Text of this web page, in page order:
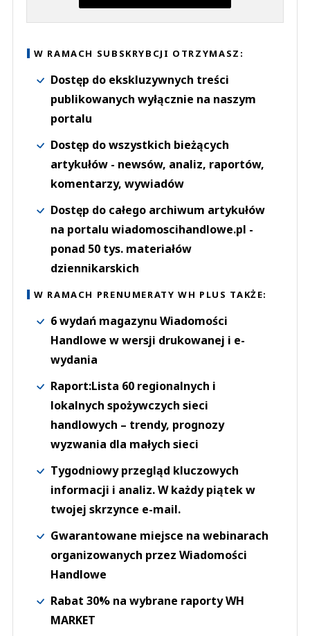
W RAMACH SUBSKRYBCJI OTRZYMASZ:
Dostęp do ekskluzywnych treści
publikowanych wyłącznie na naszym
portalu
Dostęp do wszystkich bieżących
artykułów - newsów, analiz, raportów,
komentarzy, wywiadów
Dostęp do całego archiwum artykułów
na portalu wiadomoscihandlowe.pl -
ponad 50 tys. materiałów
dziennikarskich
W RAMACH PRENUMERATY WH PLUS TAKŻE:
6 wydań magazynu Wiadomości
Handlowe w wersji drukowanej i e-
wydania
Raport:Lista 60 regionalnych i
lokalnych spożywczych sieci
handlowych – trendy, prognozy
wyzwania dla małych sieci
Tygodniowy przegląd kluczowych
informacji i analiz. W każdy piątek w
twojej skrzynce e-mail.
Gwarantowane miejsce na webinarach
organizowanych przez Wiadomości
Handlowe
Rabat 30% na wybrane raporty WH
MARKET